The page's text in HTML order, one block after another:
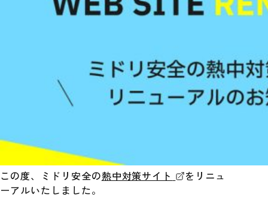
この度、ミドリ安全の熱中対策サイト
をリニュ
ーアルいたしました。